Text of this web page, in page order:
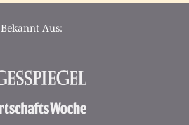
Bekannt Aus: